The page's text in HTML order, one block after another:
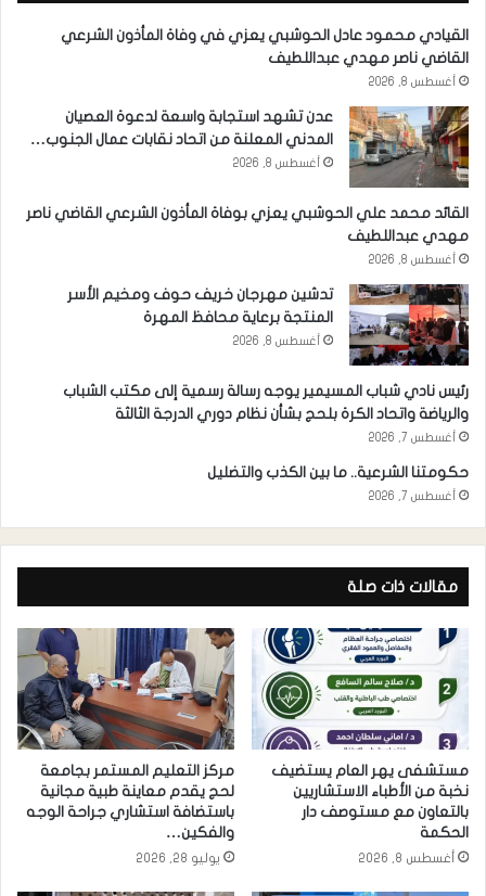
القيادي محمود عادل الحوشبي يعزي في وفاة المأذون الشرعي
القاضي ناصر مهدي عبداللطيف
أغسطس 8, 2026
عدن تشهد استجابة واسعة لدعوة العصيان
المدني المعلنة من اتحاد نقابات عمال الجنوب…
أغسطس 8, 2026
القائد محمد علي الحوشبي يعزي بوفاة المأذون الشرعي القاضي ناصر
مهدي عبداللطيف
أغسطس 8, 2026
تدشين مهرجان خريف حوف ومخيم الأسر
المنتجة برعاية محافظ المهرة
أغسطس 8, 2026
رئيس نادي شباب المسيمير يوجه رسالة رسمية إلى مكتب الشباب
والرياضة واتحاد الكرة بلحج بشأن نظام دوري الدرجة الثالثة
أغسطس 7, 2026
حكومتنا الشرعية.. ما بين الكذب والتضليل
أغسطس 7, 2026
مقالات ذات صلة
مستشفى يهر العام يستضيف
نخبة من الأطباء الاستشاريين
بالتعاون مع مستوصف دار
الحكمة
أغسطس 8, 2026
مركز التعليم المستمر بجامعة
لحج يقدم معاينة طبية مجانية
باستضافة استشاري جراحة الوجه
والفكين…
يوليو 28, 2026